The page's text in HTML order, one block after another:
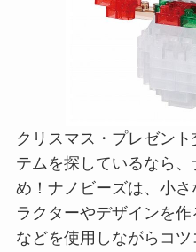
クリスマス・プレゼン
テムを探しているなら
め！ナノビーズは、小
ラクターやデザインを
などを使用しながらコ